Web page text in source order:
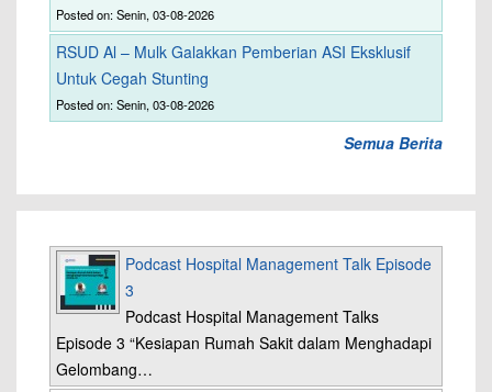
Posted on: Senin, 03-08-2026
RSUD Al – Mulk Galakkan Pemberian ASI Eksklusif
Untuk Cegah Stunting
Posted on: Senin, 03-08-2026
Semua Berita
Podcast Hospital Management Talk Episode
3
Podcast Hospital Management Talks
Episode 3 “Kesiapan Rumah Sakit dalam Menghadapi
Gelombang…